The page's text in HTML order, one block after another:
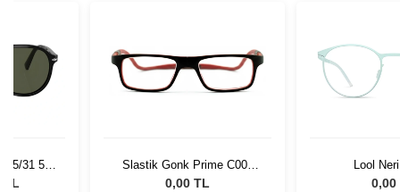
95/31 55
TL
Slastik Gonk Prime C004
Opt 1055861
0,00 TL
Lool
0,00